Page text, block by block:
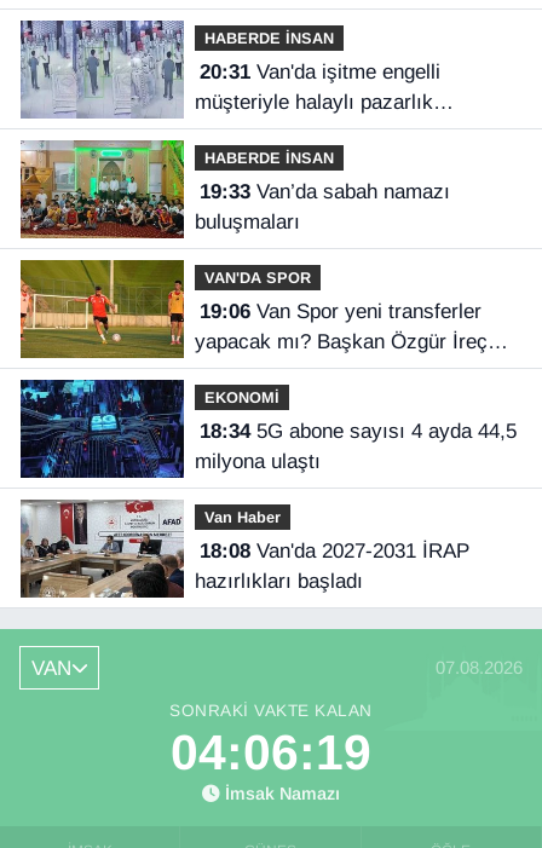
HABERDE İNSAN
20:31Van'da işitme engelli
müşteriyle halaylı pazarlık
gülümsetti
HABERDE İNSAN
19:33Van’da sabah namazı
buluşmaları
VAN'DA SPOR
19:06Van Spor yeni transferler
yapacak mı? Başkan Özgür İreç
İlhan açıkladı
EKONOMİ
18:345G abone sayısı 4 ayda 44,5
milyona ulaştı
Van Haber
18:08Van'da 2027-2031 İRAP
hazırlıkları başladı
VAN 07.08.2026
SONRAKI VAKTE KALAN
04:06:18
İmsak Namazı